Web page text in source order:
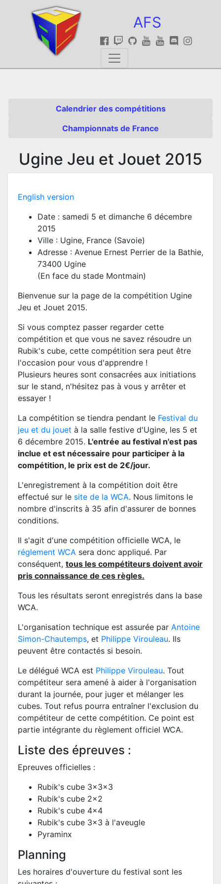
AFS
Calendrier des compétitions
Championnats de France
Ugine Jeu et Jouet 2015
English version
Date : samedi 5 et dimanche 6 décembre
2015
Ville : Ugine, France (Savoie)
Adresse : Avenue Ernest Perrier de la Bathie,
73400 Ugine
(En face du stade Montmain)
Bienvenue sur la page de la compétition Ugine
Jeu et Jouet 2015.
Si vous comptez passer regarder cette
compétition et que vous ne savez résoudre un
Rubik's cube, cette compétition sera peut être
l'occasion pour vous d'apprendre !
Plusieurs heures sont consacrées aux initiations
sur le stand, n'hésitez pas à vous y arrêter et
essayer !
La compétition se tiendra pendant le Festival du
jeu et du jouet à la salle festive d'Ugine, les 5 et
6 décembre 2015. L'entrée au festival n'est pas
inclue et est nécessaire pour participer à la
compétition, le prix est de 2€/jour.
L'enregistrement à la compétition doit être
effectué sur le site de la WCA. Nous limitons le
nombre d'inscrits à 35 afin d'assurer de bonnes
conditions.
Il s'agit d'une compétition officielle WCA, le
réglement WCA sera donc appliqué. Par
conséquent, tous les compétiteurs doivent avoir
pris connaissance de ces règles.
Tous les résultats seront enregistrés dans la base
WCA.
L'organisation technique est assurée par Antoine
Simon-Chautemps, et Philippe Virouleau. Ils
peuvent être contactés si besoin.
Le délégué WCA est Philippe Virouleau. Tout
compétiteur sera amené à aider à l'organisation
durant la journée, pour juger et mélanger les
cubes. Tout refus pourra entraîner l'exclusion du
compétiteur de cette compétition. Ce point est
partie intégrante du règlement officiel WCA.
Liste des épreuves :
Epreuves officielles :
Rubik's cube 3x3x3
Rubik's cube 2x2
Rubik's cube 4x4
Rubik's cube 3x3 à l'aveugle
Pyraminx
Planning
Les horaires d'ouverture du festival sont les